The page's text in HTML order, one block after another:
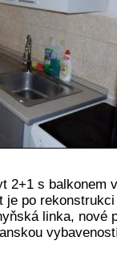
2+1 s balkonem
je po
linka, nové